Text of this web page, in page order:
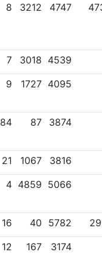
8 3212 4747
7 3018 4539
9 1727 4095
84 87 3874
21 1067 3816
4 4859 5066
16 40 5782
12 167 3174